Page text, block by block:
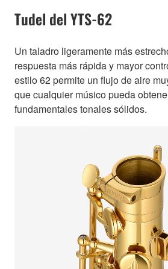
Tudel del YTS-62
Un taladro ligeramente más
respuesta más rápida y mayor
estilo 62 permite un flujo de aire
que cualquier músico pueda
fundamentales tonales sólidos.